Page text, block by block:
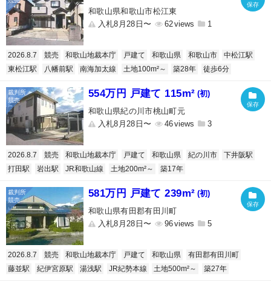
和歌山県和歌山市松江東
入札8月28日〜
62 1
2026.8.7 競売 和歌山地裁本庁 戸建て 和歌山県 和歌山市
中松江駅
東松江駅
八幡前駅 南海加太線 土地100m²～ 築28年 徒歩6分
554万円 戸建て 115m² (初)
和歌山県紀の川市桃山町元
入札8月28日〜
46 3
2026.8.7 競売 和歌山地裁本庁 戸建て 和歌山県 紀の川市
下井阪駅
打田駅
岩出駅 JR和歌山線 土地200m²～ 築17年
581万円 戸建て 239m² (初)
和歌山県有田郡有田川町
入札8月28日〜
96 5
2026.8.7 競売 和歌山地裁本庁 戸建て 和歌山県
有田郡有田川町
藤並駅
紀伊宮原駅 湯浅駅 JR紀勢本線 土地500m²～ 築27年